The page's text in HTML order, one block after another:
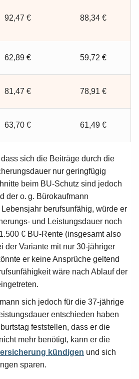
92,47 € 88,34 €
62,89 € 59,72 €
81,47 € 78,91 €
63,70 € 61,49 €
sich die Beiträge durch die
nur geringfügig
beim BU-Schutz sind jedoch
der o. g. Bürokaufmann
berufsunfähig, würde er
und Leistungsdauer noch
€ BU-Rente (insgesamt also
der Variante mit nur 30-jähriger
er keine Ansprüche geltend
wäre nach Ablauf der
sich jedoch für die 37-jährige
entschieden haben
feststellen, dass er die
mehr benötigt, kann er die
kündigen und sich
sparen.